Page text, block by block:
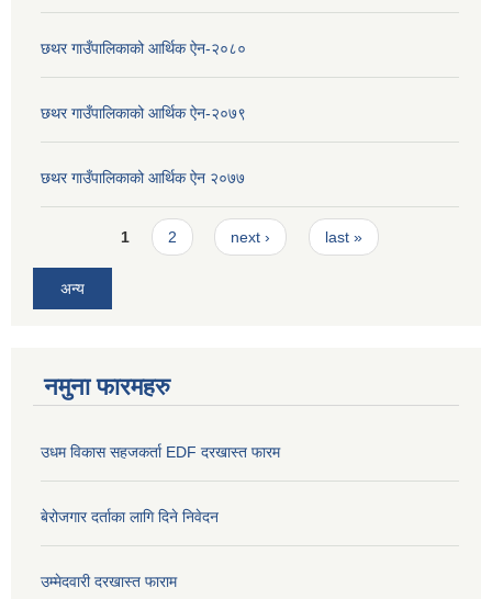
छथर गाउँपालिकाको आर्थिक ऐन-२०८०
छथर गाउँपालिकाको आर्थिक ऐन-२०७९
छथर गाउँपालिकाको आर्थिक ऐन २०७७
Pages1 2 next › last »
अन्य
नमुना फारमहरु
उधम विकास सहजकर्ता EDF दरखास्त फारम
बेरोजगार दर्ताका लागि दिने निवेदन
उम्मेदवारी दरखास्त फाराम